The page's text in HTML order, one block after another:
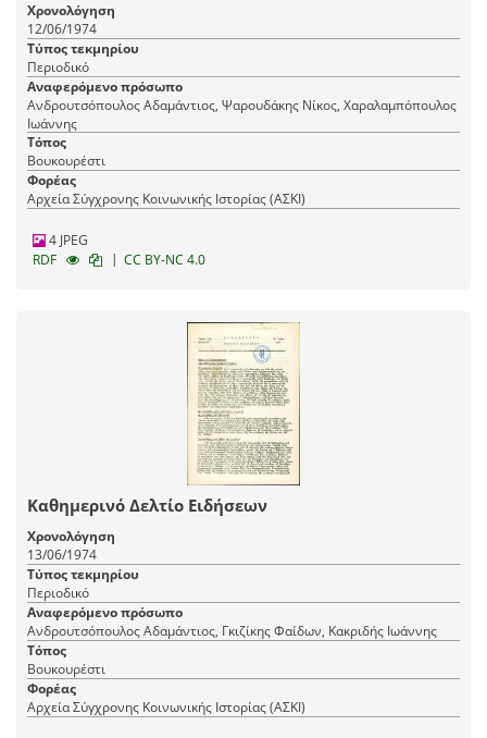
Χρονολόγηση
12/06/1974
Τύπος τεκμηρίου
Περιοδικό
Αναφερόμενο πρόσωπο
Ανδρουτσόπουλος Αδαμάντιος, Ψαρουδάκης Νίκος, Χαραλαμπόπουλος
Ιωάννης
Τόπος
Βουκουρέστι
Φορέας
Αρχεία Σύγχρονης Κοινωνικής Ιστορίας (ΑΣΚΙ)
4 JPEG
RDF
| CC BY-NC 4.0
Καθημερινό Δελτίο Ειδήσεων
Χρονολόγηση
13/06/1974
Τύπος τεκμηρίου
Περιοδικό
Αναφερόμενο πρόσωπο
Ανδρουτσόπουλος Αδαμάντιος, Γκιζίκης Φαίδων, Κακριδής Ιωάννης
Τόπος
Βουκουρέστι
Φορέας
Αρχεία Σύγχρονης Κοινωνικής Ιστορίας (ΑΣΚΙ)